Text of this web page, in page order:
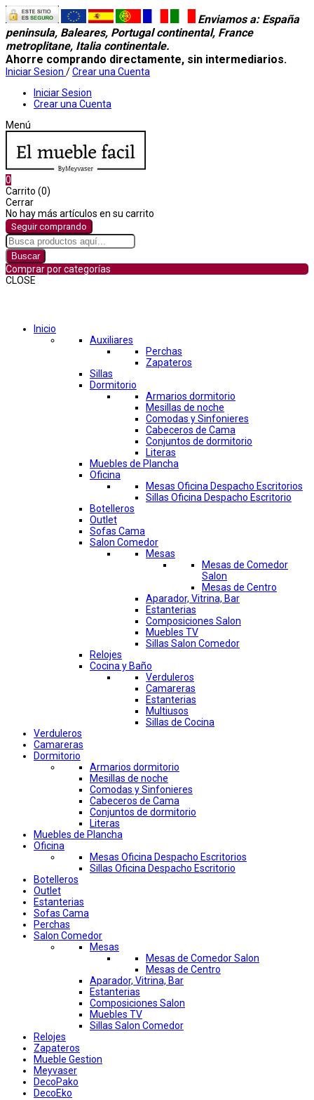
Enviamos a: España
peninsula, Baleares, Portugal continental, France
metroplitane, Italia continentale.
Ahorre comprando directamente, sin intermediarios.
Iniciar Sesion /Crear una Cuenta
Iniciar Sesion
Crear una Cuenta
Menú
0
Carrito (0)
Cerrar
No hay más artículos en su carrito
Seguir comprando
Buscar
Comprar por categorías
CLOSE
Inicio
Auxiliares
Perchas
Zapateros
Sillas
Dormitorio
Armarios dormitorio
Mesillas de noche
Comodas y Sinfonieres
Cabeceros de Cama
Conjuntos de dormitorio
Literas
Muebles de Plancha
Oficina
Mesas Oficina Despacho Escritorios
Sillas Oficina Despacho Escritorio
Botelleros
Outlet
Sofas Cama
Salon Comedor
Mesas
Mesas de Comedor
Salon
Mesas de Centro
Aparador, Vitrina, Bar
Estanterias
Composiciones Salon
Muebles TV
Sillas Salon Comedor
Relojes
Cocina y Baño
Verduleros
Camareras
Estanterias
Multiusos
Sillas de Cocina
Verduleros
Camareras
Dormitorio
Armarios dormitorio
Mesillas de noche
Comodas y Sinfonieres
Cabeceros de Cama
Conjuntos de dormitorio
Literas
Muebles de Plancha
Oficina
Mesas Oficina Despacho Escritorios
Sillas Oficina Despacho Escritorio
Botelleros
Outlet
Estanterias
Sofas Cama
Perchas
Salon Comedor
Mesas
Mesas de Comedor Salon
Mesas de Centro
Aparador, Vitrina, Bar
Estanterias
Composiciones Salon
Muebles TV
Sillas Salon Comedor
Relojes
Zapateros
Mueble Gestion
Meyvaser
DecoPako
DecoEko